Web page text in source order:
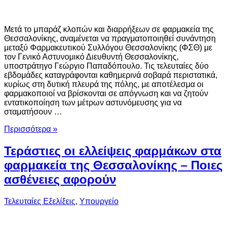
Μετά το μπαράζ κλοπών και διαρρήξεων σε φαρμακεία της
Θεσσαλονίκης, αναμένεται να πραγματοποιηθεί συνάντηση
μεταξύ Φαρμακευτικού Συλλόγου Θεσσαλονίκης (ΦΣΘ) με
τον Γενικό Αστυνομικό Διευθυντή Θεσσαλονίκης,
υποστράτηγο Γεώργιο Παπαδόπουλο. Τις τελευταίες δύο
εβδομάδες καταγράφονται καθημερινά σοβαρά περιστατικά,
κυρίως στη δυτική πλευρά της πόλης, με αποτέλεσμα οι
φαρμακοποιοί να βρίσκονται σε απόγνωση και να ζητούν
εντατικοποίηση των μέτρων αστυνόμευσης για να
σταματήσουν …
Περισσότερα »
Τεράστιες οι ελλείψεις φαρμάκων στα
φαρμακεία της Θεσσαλονίκης – Ποιες
ασθένειες αφορούν
Τελευταίες Εξελίξεις, Υπουργείο